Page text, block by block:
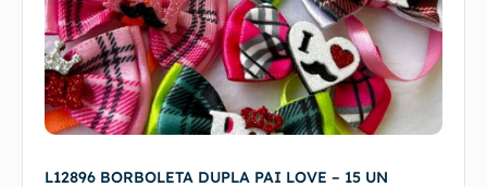
L12896 BORBOLETA DUPLA PAI LOVE – 15 UN